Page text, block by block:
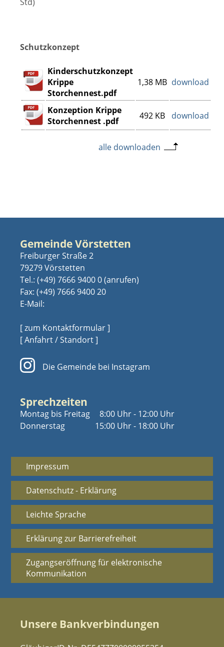
Schutzkonzept
Kinderschutzkonzept
Krippe
Storchennest.pdf
1,38 MB download
Konzeption Krippe
Storchennest .pdf
492 KB download
alle downloaden
Gemeinde Vörstetten
Freiburger Straße 2
79279 Vörstetten
Tel.: (+49) 7666 9400 0
Fax: (+49) 7666 9400 20
E-Mail:
[ zum Kontaktformular ]
[ Anfahrt / Standort ]
Die Gemeinde bei Instagram
Sprechzeiten
Montag bis Freitag
Donnerstag
8:00 Uhr - 12:00 Uhr
15:00 Uhr - 18:00 Uhr
Impressum
Datenschutz - Erklärung
Leichte Sprache
Erklärung zur Barrierefreiheit
Zugangseröffnung für elektronische
Kommunikation
Unsere Bankverbindungen